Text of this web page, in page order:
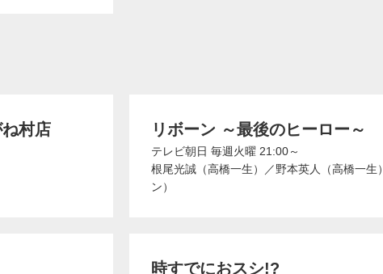
村店 リボーン ～最後のヒーロー～
テレビ朝日 毎週火曜 21:00～
根尾光誠（高橋一生）
／野本英人（高橋一生）
ン）
時すでにおスシ!?